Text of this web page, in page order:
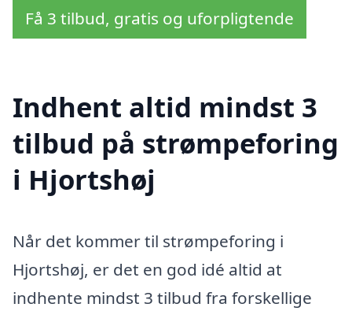
Få 3 tilbud, gratis og uforpligtende
Indhent altid mindst 3
tilbud på strømpeforing
i Hjortshøj
Når det kommer til strømpeforing i
Hjortshøj, er det en god idé altid at
indhente mindst 3 tilbud fra forskellige